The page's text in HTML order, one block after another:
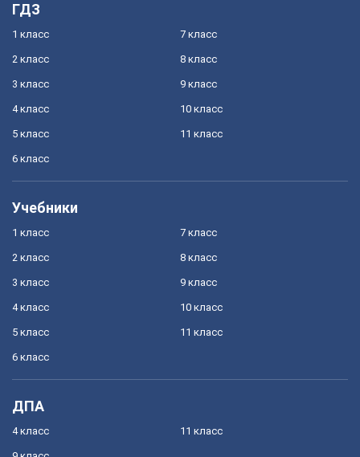
ГДЗ
1 класс
2 класс
3 класс
4 класс
5 класс
6 класс
7 класс
8 класс
9 класс
10 класс
11 класс
Учебники
1 класс
2 класс
3 класс
4 класс
5 класс
6 класс
7 класс
8 класс
9 класс
10 класс
11 класс
ДПА
4 класс 11 класс